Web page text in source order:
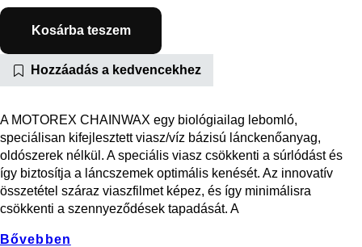
Kosárba teszem
Hozzáadás a kedvencekhez
A MOTOREX CHAINWAX egy biológiailag lebomló,
speciálisan kifejlesztett viasz/víz bázisú lánckenőanyag,
oldószerek nélkül. A speciális viasz csökkenti a súrlódást és
így biztosítja a láncszemek optimális kenését. Az innovatív
összetétel száraz viaszfilmet képez, és így minimálisra
csökkenti a szennyeződések tapadását. A
Bővebben